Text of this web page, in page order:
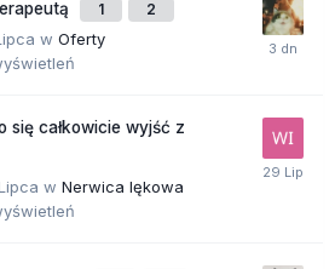
1 2
w Oferty
się całkowicie wyjść z
w Nerwica lękowa